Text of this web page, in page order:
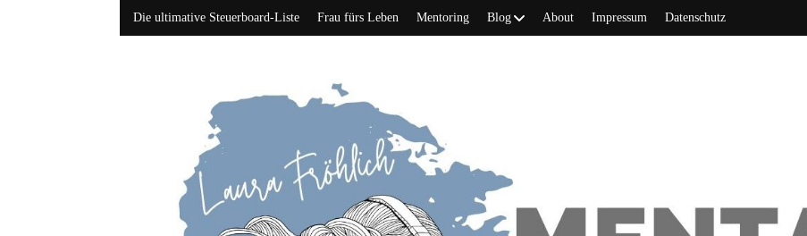
Die ultimative Steuerboard-Liste Frau fürs Leben Mentoring Blog About Impressum Datenschutz